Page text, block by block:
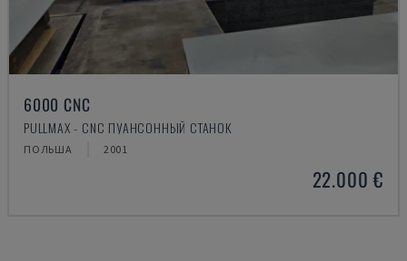
6000 CNC
PULLMAX - CNC ПУАНСОННЫЙ СТАНОК
ПОЛЬША 2001
22.000 €